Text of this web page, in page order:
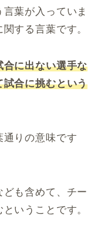
言葉が入っていま
する言葉です。
合に出ない選手な
試合に挑むという
通りの意味です
も含めて、チー
いうことです。